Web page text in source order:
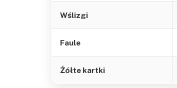
Wślizgi
Faule
Żółte kartki